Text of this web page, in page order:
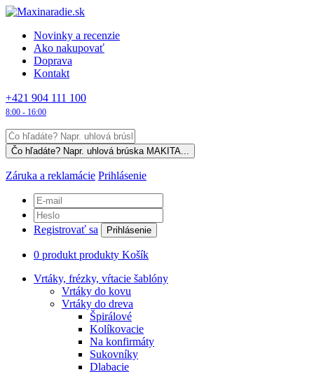
Novinky a recenzie
Ako nakupovať
Doprava
Kontakt
+421 904 111 100
8:00 - 16:00
Záruka a reklamácie Prihlásenie
Registrovať sa Prihlásenie
0 produkt produkty Košík
Vrtáky, frézky, vŕtacie šablóny
Vrtáky do kovu
Vrtáky do dreva
Špirálové
Kolíkovacie
Na konfirmáty
Sukovníky
Dlabacie